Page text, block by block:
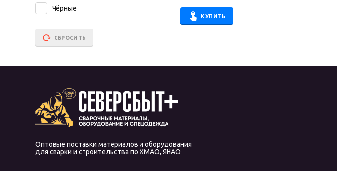
КУПИТЬ
Чёрные
СБРОСИТЬ
Оптовые поставки материалов и оборудования
для сварки и строительства по ХМАО, ЯНАО